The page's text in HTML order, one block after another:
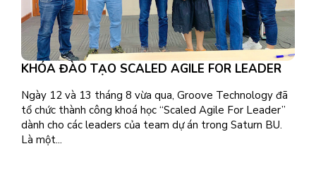
KHÓA ĐÀO TẠO SCALED AGILE FOR LEADER
Ngày 12 và 13 tháng 8 vừa qua, Groove Technology đã
tổ chức thành công khoá học “Scaled Agile For Leader”
dành cho các leaders của team dự án trong Saturn BU.
Là một...